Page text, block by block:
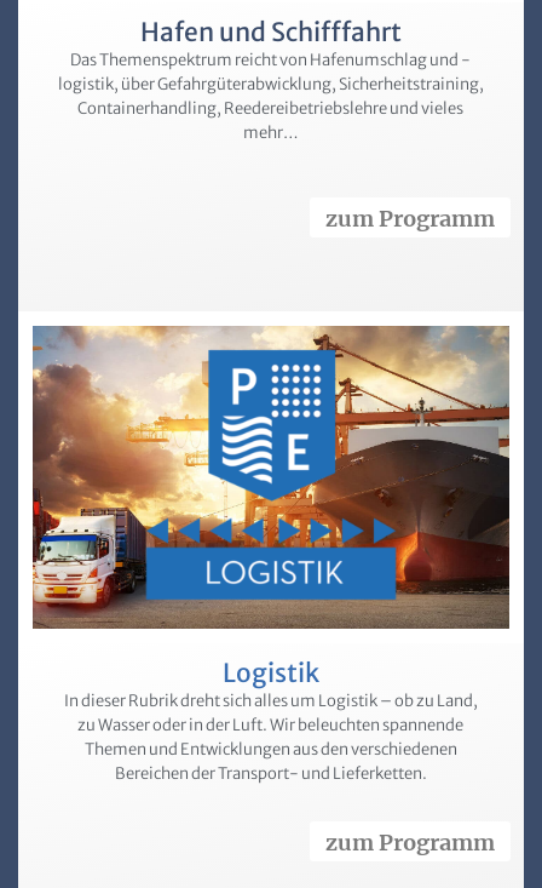
Hafen und Schifffahrt
Das Themenspektrum reicht von Hafen­umschlag und -
logistik, über Gefahrgüter­abwicklung, Sicherheitstraining,
Containerhandling, Reederei­betriebslehre und vieles
mehr…
zum Programm
Logistik
In dieser Rubrik dreht sich alles um Logistik – ob zu Land,
zu Wasser oder in der Luft. Wir beleuchten spannende
Themen und Entwicklungen aus den verschiedenen
Bereichen der Transport- und Lieferketten.
zum Programm